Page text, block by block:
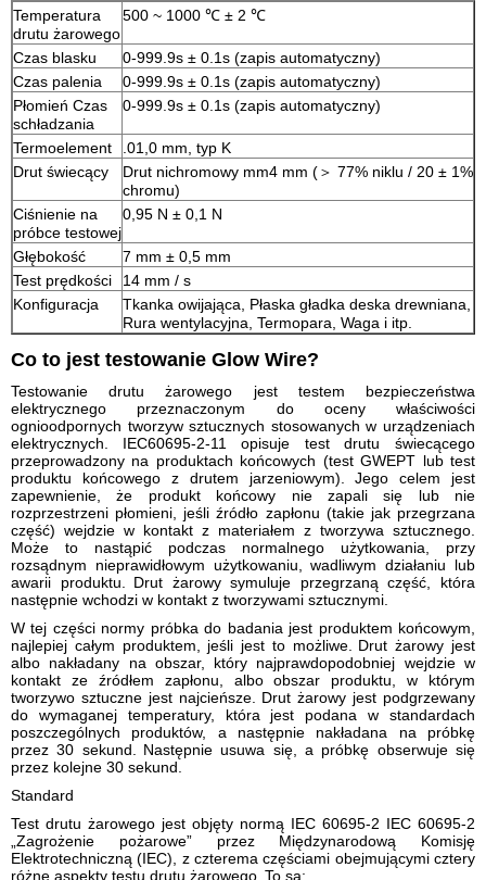
Temperatura
drutu żarowego
500 ~ 1000 ℃ ± 2 ℃
Czas blasku
0-999.9s ± 0.1s (zapis automatyczny)
Czas palenia
0-999.9s ± 0.1s (zapis automatyczny)
Płomień Czas
schładzania
0-999.9s ± 0.1s (zapis automatyczny)
Termoelement
.01,0 mm, typ K
Drut świecący
Drut nichromowy mm4 mm (＞ 77% niklu / 20 ± 1%
chromu)
Ciśnienie na
próbce testowej
0,95 N ± 0,1 N
Głębokość
7 mm ± 0,5 mm
Test prędkości
14 mm / s
Konfiguracja
Tkanka owijająca, Płaska gładka deska drewniana,
Rura wentylacyjna, Termopara, Waga i itp.
Co to jest testowanie Glow Wire?
Testowanie drutu żarowego jest testem bezpieczeństwa
elektrycznego przeznaczonym do oceny właściwości
ognioodpornych tworzyw sztucznych stosowanych w urządzeniach
elektrycznych.
IEC60695-2-11 opisuje test drutu świecącego
przeprowadzony na produktach końcowych (test GWEPT lub test
produktu końcowego z drutem jarzeniowym).
Jego celem jest
zapewnienie, że produkt końcowy nie zapali się lub nie
rozprzestrzeni płomieni, jeśli źródło zapłonu (takie jak przegrzana
część) wejdzie w kontakt z materiałem z tworzywa sztucznego.
Może to nastąpić podczas normalnego użytkowania, przy
rozsądnym nieprawidłowym użytkowaniu, wadliwym działaniu lub
awarii produktu.
Drut żarowy symuluje przegrzaną część, która
następnie wchodzi w kontakt z tworzywami sztucznymi.
W tej części normy próbka do badania jest produktem końcowym,
najlepiej całym produktem, jeśli jest to możliwe.
Drut żarowy jest
albo nakładany na obszar, który najprawdopodobniej wejdzie w
kontakt ze źródłem zapłonu, albo obszar produktu, w którym
tworzywo sztuczne jest najcieńsze.
Drut żarowy jest podgrzewany
do wymaganej temperatury, która jest podana w standardach
poszczególnych produktów, a następnie nakładana na próbkę
przez 30 sekund.
Następnie usuwa się, a próbkę obserwuje się
przez kolejne 30 sekund.
Standard
Test drutu żarowego jest objęty normą IEC 60695-2 IEC 60695-2
„Zagrożenie pożarowe” przez Międzynarodową Komisję
Elektrotechniczną (IEC), z czterema częściami obejmującymi cztery
różne aspekty testu drutu żarowego. To są: